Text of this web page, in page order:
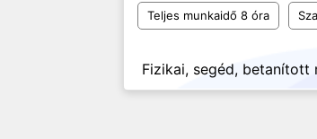
Teljes munkaidő 8 óra
Fizikai, segéd, betanított